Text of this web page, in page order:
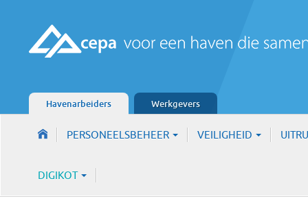
Havenarbeiders Werkgevers
PERSONEELSBEHEER VEILIGHEID
DIGIKOT